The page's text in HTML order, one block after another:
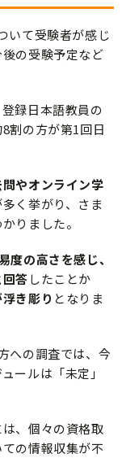
いて受験者が感じ
の受験予定など
録日本語教員の
割の方が第1回日
やオンライン学
く挙がり、さま
りました。
度の高さを感じ、
答 したことか
き彫り となりま
への調査では、今
ールは「未定」
、個々の資格取
の情報収集が不